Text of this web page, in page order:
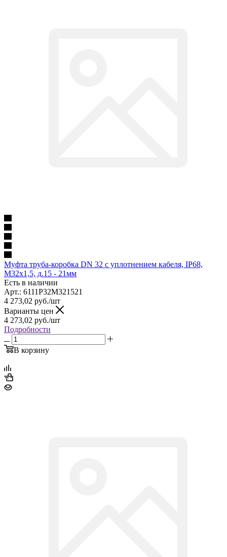
Муфта труба-коробка DN 32 с уплотнением кабеля, IP68,
М32х1,5, д.15 - 21мм
Есть в наличии
Арт.: 6111P32M321521
4 273,02 руб./шт
Варианты цен
4 273,02 руб./шт
Подробности
В корзину